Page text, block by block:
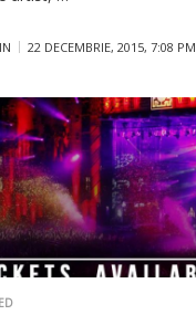
22 DECEMBRIE, 2015, 7:08 PM